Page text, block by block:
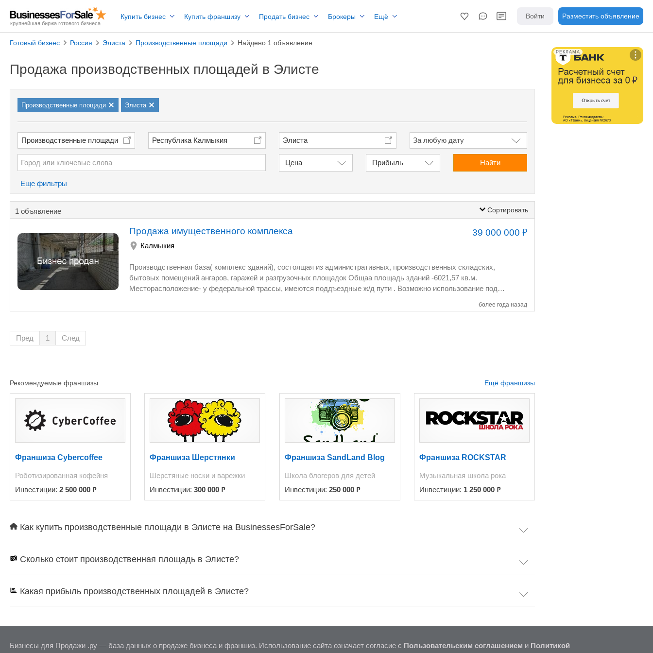
крупнейшая биржа готового бизнеса
Купить бизнес Купить франшизу Продать бизнес Брокеры Ещё Войти Разместить объявление
Готовый бизнес Россия Элиста Производственные площади Найдено 1 объявление
Продажа производственных площадей в Элисте
Производственные площади Элиста
Производственные площади Республика Калмыкия Элиста
Цена Прибыль Найти
Еще фильтры
1 объявление Сортировать
39 000 000₽
более года назад
Продажа имущественного комплекса
Калмыкия
Производственная база( комплекс зданий), состоящая из административных, производственных складских,
бытовых помещений ангаров, гаражей и разгрузочных площадок Общаа площадь зданий -6021,57 кв.м.
Месторасположение- у федеральной трассы, имеются поддъездные ж/д пути . Возможно использование под
производству пищевых продуктов с коптильным и холодильным оборудованием). Земельный участок-
7171
Пред 1 След
Ещё франшизы
Рекомендуемые франшизы
Франшиза Cybercoffee
Роботизированная кофейня
Инвестиции: 2 500 000 ₽
Франшиза Шерстянки
Шерстяные носки и варежки
Инвестиции:300 000₽
Франшиза SandLand Blog
Школа блогеров для детей
Инвестиции: 250 000 ₽
Франшиза ROCKSTAR
Музыкальная школа рока
Инвестиции: 1 250 000₽
Как купить производственные площади в Элисте на BusinessesForSale?
Сколько стоит производственная площадь в Элисте?
Какая прибыль производственных площадей в Элисте?
РЕКЛАМА
Бизнесы для Продажи .ру — база данных о продаже бизнеса и франшиз. Использование сайта означает согласие с Пользовательским соглашением и Политикой